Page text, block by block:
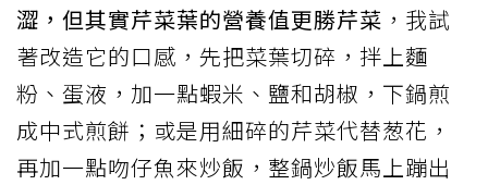
澀，但其實芹菜葉的營養值更勝芹菜 ，我試
著改造它的口感，先把菜葉切碎，拌上麵
粉、蛋液，加一點蝦米、鹽和胡椒，下鍋煎
成中式煎餅；或是用細碎的芹菜代替葱花，
再加一點吻仔魚來炒飯，整鍋炒飯馬上蹦出